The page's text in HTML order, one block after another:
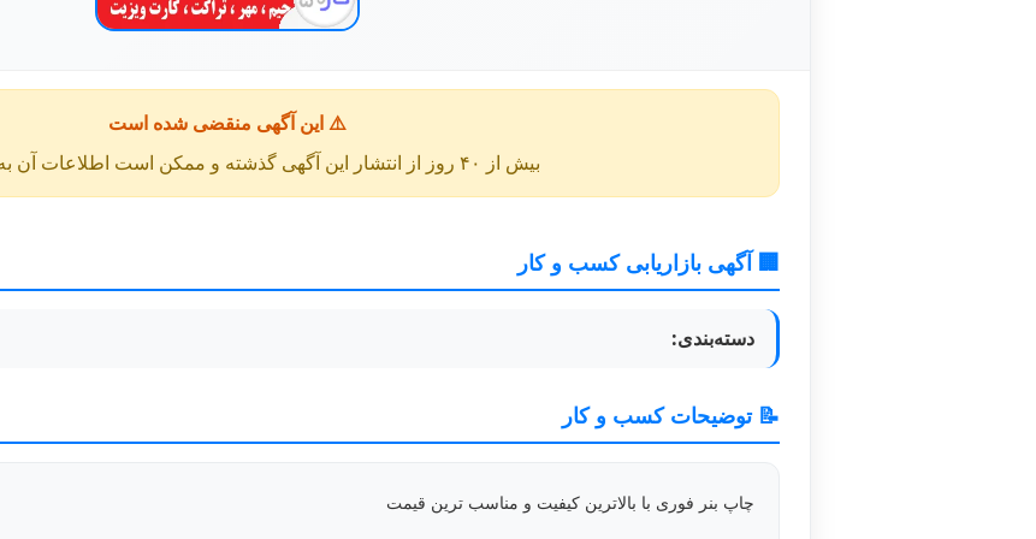
⚠️ این آگهی منقضی شده است
بیش از ۴۰ روز از انتشار این آگهی گذشته و ممکن است اطلاعات آن به‌روز نباشد.
🏢 آگهی بازاریابی کسب و کار
دسته‌بندی:
📝 توضیحات کسب و کار
چاپ بنر فوری با بالاترین کیفیت و مناسب ترین قیمت